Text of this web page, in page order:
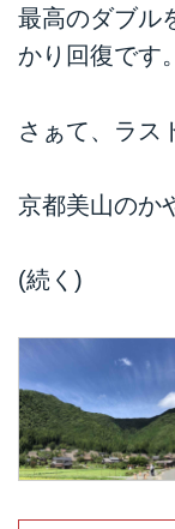
最高のダブル
かり回復です。
さぁて、ラス
京都美山のか
(続く)